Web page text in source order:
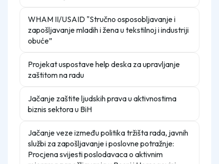
WHAM II/USAID "Stručno osposobljavanje i
zapošljavanje mladih i žena u tekstilnoj i industriji
obuće”
Projekat uspostave help deska za upravljanje
zaštitom na radu
Jačanje zaštite ljudskih prava u aktivnostima
biznis sektora u BiH
Jačanje veze između politika tržišta rada, javnih
službi za zapošljavanje i poslovne potražnje:
Procjena svijesti poslodavaca o aktivnim